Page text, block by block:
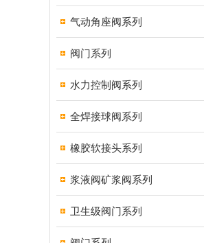
气动角座阀系列
阀门系列
水力控制阀系列
全焊接球阀系列
橡胶软接头系列
浆液阀矿浆阀系列
卫生级阀门系列